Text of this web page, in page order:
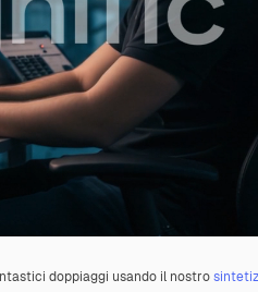
doppiaggi usando il nostro